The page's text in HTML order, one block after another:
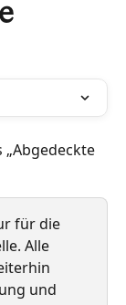
für die
Alle
und